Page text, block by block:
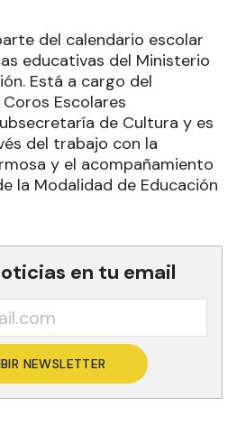
del calendario escolar
educativas del Ministerio
Está a cargo del
Escolares
de Cultura y es
del trabajo con la
y el acompañamiento
la Modalidad de Educación
en tu email
NEWSLETTER